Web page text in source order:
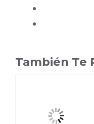
También Te